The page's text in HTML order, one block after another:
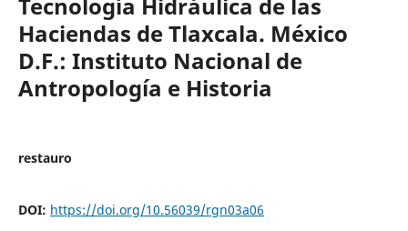
Haciendas de Tlaxcala. México
D.F.: Instituto Nacional de
Antropología e Historia
restauro
DOI: https://doi.org/10.56039/rgn03a06